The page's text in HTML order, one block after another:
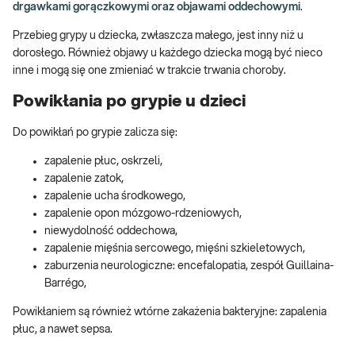
drgawkami gorączkowymi oraz objawami oddechowymi.
Przebieg grypy u dziecka, zwłaszcza małego, jest inny niż u
dorosłego. Również objawy u każdego dziecka mogą być nieco
inne i mogą się one zmieniać w trakcie trwania choroby.
Powikłania po grypie u dzieci
Do powikłań po grypie zalicza się:
zapalenie płuc, oskrzeli,
zapalenie zatok,
zapalenie ucha środkowego,
zapalenie opon mózgowo-rdzeniowych,
niewydolność oddechowa,
zapalenie mięśnia sercowego, mięśni szkieletowych,
zaburzenia neurologiczne: encefalopatia, zespół Guillaina-
Barrégo,
Powikłaniem są również wtórne zakażenia bakteryjne: zapalenia
płuc, a nawet sepsa.